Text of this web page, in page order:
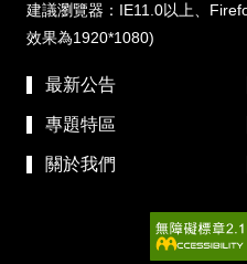
建議瀏覽器：IE11.0以上、
效果為1920*1080)
最新公告
專題特區
關於我們